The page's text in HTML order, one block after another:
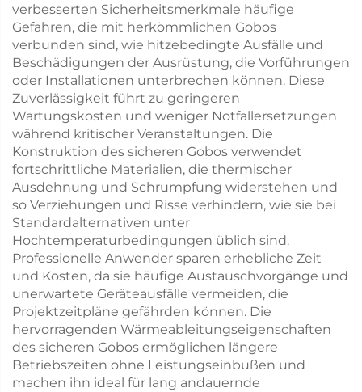
verbesserten Sicherheitsmerkmale häufige
Gefahren, die mit herkömmlichen Gobos
verbunden sind, wie hitzebedingte Ausfälle und
Beschädigungen der Ausrüstung, die Vorführungen
oder Installationen unterbrechen können. Diese
Zuverlässigkeit führt zu geringeren
Wartungskosten und weniger Notfallersetzungen
während kritischer Veranstaltungen. Die
Konstruktion des sicheren Gobos verwendet
fortschrittliche Materialien, die thermischer
Ausdehnung und Schrumpfung widerstehen und
so Verziehungen und Risse verhindern, wie sie bei
Standardalternativen unter
Hochtemperaturbedingungen üblich sind.
Professionelle Anwender sparen erhebliche Zeit
und Kosten, da sie häufige Austauschvorgänge und
unerwartete Geräteausfälle vermeiden, die
Projektzeitpläne gefährden können. Die
hervorragenden Wärmeableitungseigenschaften
des sicheren Gobos ermöglichen längere
Betriebszeiten ohne Leistungseinbußen und
machen ihn ideal für lang andauernde